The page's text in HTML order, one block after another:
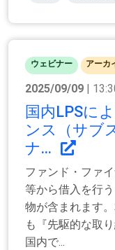
ウェビナー アーカ
2025/09/09 |
国内LPSに
ンス（サブ
ナ...
ファンド・ファ
等から借入を行
物が含まれます
も『先駆的な取
国内で...